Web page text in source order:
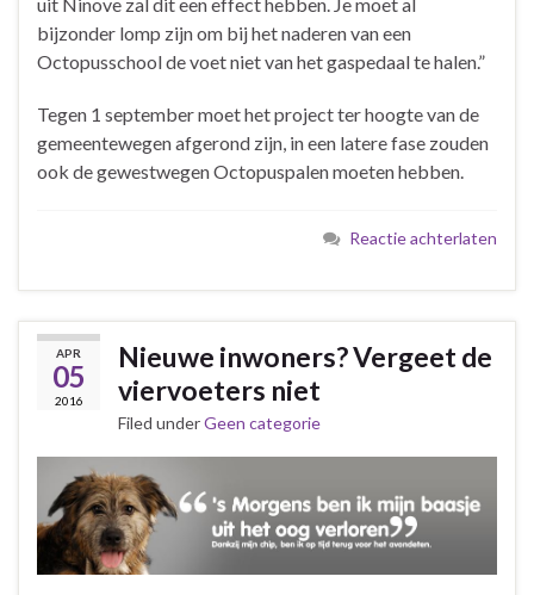
uit Ninove zal dit een effect hebben. Je moet al
bijzonder lomp zijn om bij het naderen van een
Octopusschool de voet niet van het gaspedaal te halen.”
Tegen 1 september moet het project ter hoogte van de
gemeentewegen afgerond zijn, in een latere fase zouden
ook de gewestwegen Octopuspalen moeten hebben.
Reactie achterlaten
APR
05
2016
Nieuwe inwoners? Vergeet de
viervoeters niet
Filed underGeen categorie